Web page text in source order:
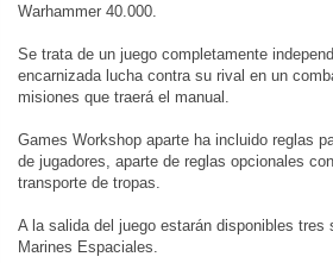
Warhammer 40.000.
Se trata de un juego completamente
encarnizada lucha contra su rival en un
misiones que traerá el manual.
Games Workshop aparte ha incluido reglas
de jugadores, aparte de reglas opcionales
transporte de tropas.
A la salida del juego estarán disponibles
Marines Espaciales.